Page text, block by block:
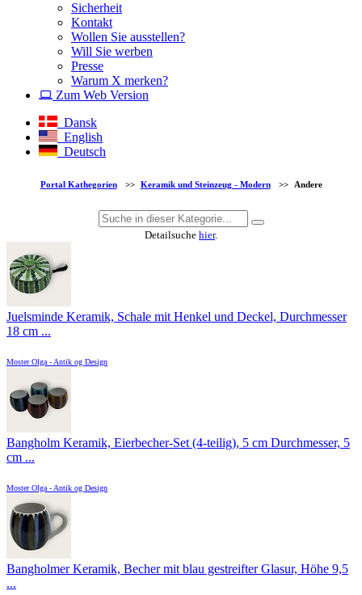
Sicherheit
Kontakt
Wollen Sie ausstellen?
Will Sie werben
Presse
Warum X merken?
Zum Web Version
Dansk
English
Deutsch
Portal Kathegorien >> Keramik und Steinzeug - Modern >> Andere
Detailsuche hier.
Juelsminde Keramik, Schale mit Henkel und Deckel, Durchmesser
18 cm ...
Moster Olga - Antik og Design
Bangholm Keramik, Eierbecher-Set (4-teilig), 5 cm Durchmesser, 5
cm ...
Moster Olga - Antik og Design
Bangholmer Keramik, Becher mit blau gestreifter Glasur, Höhe 9,5
...